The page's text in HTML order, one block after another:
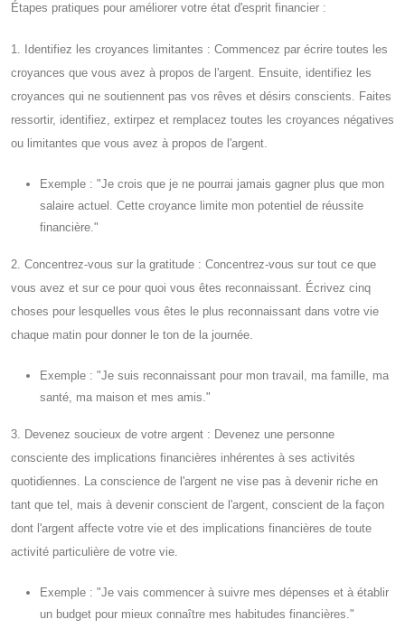
Étapes pratiques pour améliorer votre état d'esprit financier :
1. Identifiez les croyances limitantes : Commencez par écrire toutes les
croyances que vous avez à propos de l'argent. Ensuite, identifiez les
croyances qui ne soutiennent pas vos rêves et désirs conscients. Faites
ressortir, identifiez, extirpez et remplacez toutes les croyances négatives
ou limitantes que vous avez à propos de l'argent.
Exemple : "Je crois que je ne pourrai jamais gagner plus que mon
salaire actuel. Cette croyance limite mon potentiel de réussite
financière."
2. Concentrez-vous sur la gratitude : Concentrez-vous sur tout ce que
vous avez et sur ce pour quoi vous êtes reconnaissant. Écrivez cinq
choses pour lesquelles vous êtes le plus reconnaissant dans votre vie
chaque matin pour donner le ton de la journée.
Exemple : "Je suis reconnaissant pour mon travail, ma famille, ma
santé, ma maison et mes amis."
3. Devenez soucieux de votre argent : Devenez une personne
consciente des implications financières inhérentes à ses activités
quotidiennes. La conscience de l'argent ne vise pas à devenir riche en
tant que tel, mais à devenir conscient de l'argent, conscient de la façon
dont l'argent affecte votre vie et des implications financières de toute
activité particulière de votre vie.
Exemple : "Je vais commencer à suivre mes dépenses et à établir
un budget pour mieux connaître mes habitudes financières."